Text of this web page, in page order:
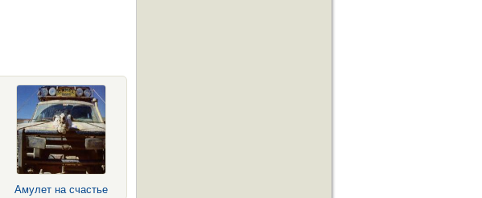
Амулет на счастье